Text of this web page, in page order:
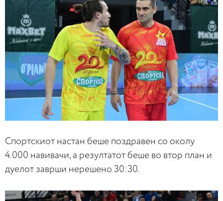
Спортскиот настан беше поздравен со околу
4.000 навивачи, а резултатот беше во втор план и
дуелот заврши нерешено 30:30.